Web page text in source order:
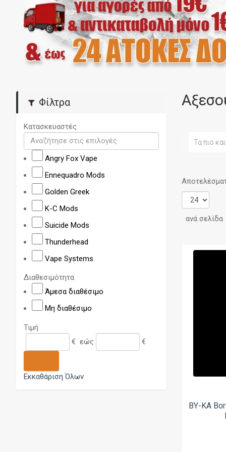
Φίλτρα
Κατασκευαστές
Angry Fox Vape
Ennequadro Mods
Golden Greek
K-C Mods
Suicide Mods
Thunderhead
Vape Systems
Διαθεσιμότητα
Άμεσα διαθέσιμο
Μη διαθέσιμο
Τιμή
€ εώς €
Εκκαθάριση Όλων
Τα πιο
ανά σελίδα
BY-KA